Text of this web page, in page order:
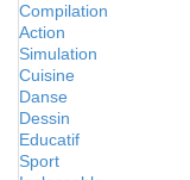
Compilation
Action
Simulation
Cuisine
Danse
Dessin
Educatif
Sport